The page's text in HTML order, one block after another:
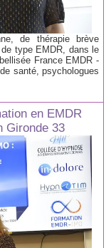
de thérapie brève
type EMDR, dans le
France EMDR -
santé, psychologues
en EMDR
Gironde 33